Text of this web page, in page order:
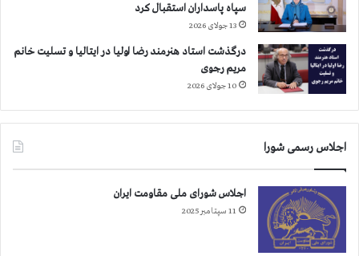
سپاه پاسداران استقبال کرد
13 جولای 2026
درگذشت استاد هنرمند رضا اولیا در ایتالیا و تسلیت خانم
مریم رجوی
10 جولای 2026
اجلاس رسمی شورا
اجلاس شورای ملی مقاومت ایران
11 سپتامبر 2025